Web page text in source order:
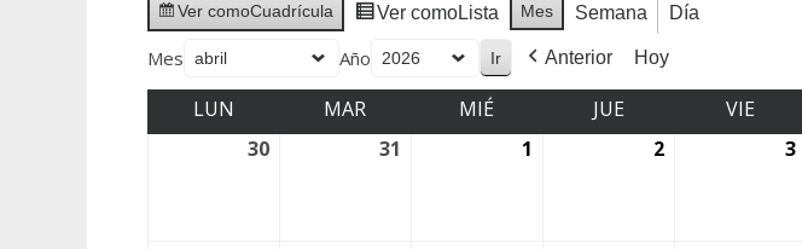
Ver comoCuadrícula Ver comoLista Mes Semana Día
Mes Año Anterior Hoy
LUN MAR MIÉ JUE VIE
30
31 1 2 3